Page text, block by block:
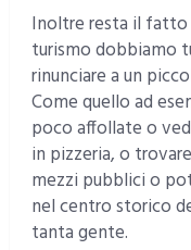
Inoltre resta il fatto
turismo dobbiamo
rinunciare a un
Come quello ad
poco affollate o
in pizzeria, o
mezzi pubblici o
nel centro storico
tanta gente.